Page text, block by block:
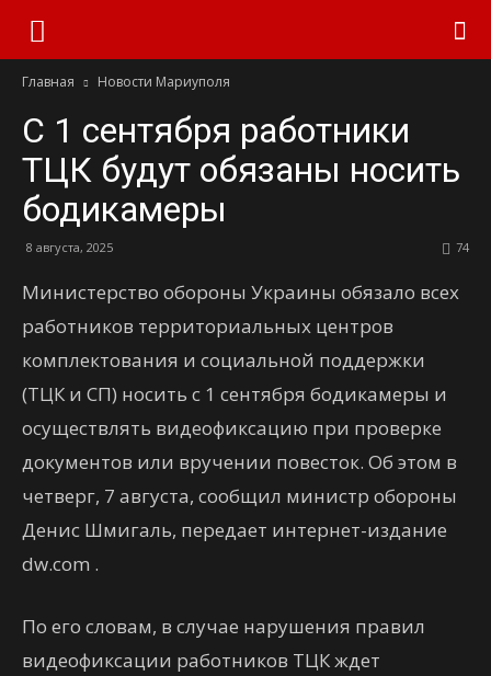
Главная Новости Мариуполя
С 1 сентября работники
ТЦК будут обязаны носить
бодикамеры
8 августа, 2025 74
Министерство обороны Украины обязало всех
работников территориальных центров
комплектования и социальной поддержки
(ТЦК и СП) носить с 1 сентября бодикамеры и
осуществлять видеофиксацию при проверке
документов или вручении повесток. Об этом в
четверг, 7 августа, сообщил министр обороны
Денис Шмигаль, передает интернет-издание
dw.com .
По его словам, в случае нарушения правил
видеофиксации работников ТЦК ждет